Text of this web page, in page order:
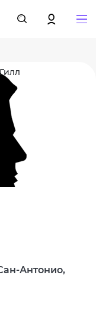
Антонио,